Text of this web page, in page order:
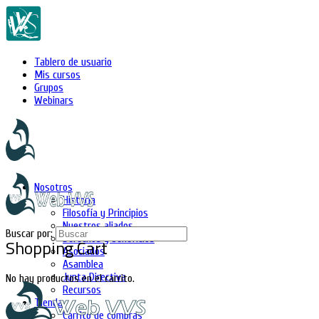
Tablero de usuario
Mis cursos
Grupos
Webinars
Nosotros
Historia
Filosofía y Principios
Nuestros aliados
Derechos y beneficios
Asociados
Asamblea
Junta Directiva
Recursos
Tienda
Carrito de compras
Shopping Cart
No hay productos en el carrito.
Buscar por: